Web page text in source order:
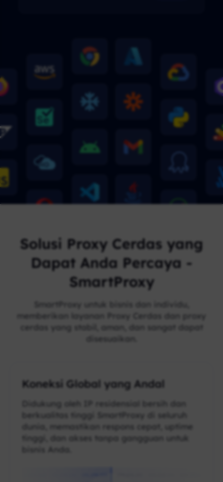
Solusi Proxy Cerdas yang
Dapat Anda Percaya -
SmartProxy
SmartProxy untuk bisnis dan individu,
memberikan layanan Proxy Cerdas dan proxy
cerdas yang stabil, aman, dan sangat dapat
disesuaikan.
Koneksi Global yang Andal
Didukung oleh IP residensial bersih dan
berkualitas tinggi SmartProxy di seluruh
dunia, memastikan respons cepat, uptime
tinggi, dan akses tanpa gangguan untuk